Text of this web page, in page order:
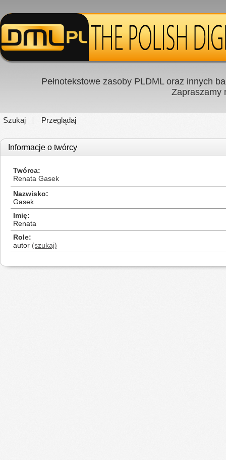
Pełnotekstowe zasoby PLDML oraz innych
Zapraszamy
Szukaj Przeglądaj
Informacje o twórcy
Twórca
Renata Gasek
Nazwisko
Gasek
Imię
Renata
Role
autor (szukaj)